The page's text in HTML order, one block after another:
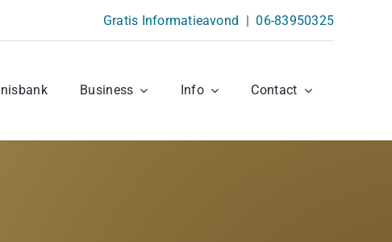
Gratis Informatieavond | 06-83950325
Business Info Contact